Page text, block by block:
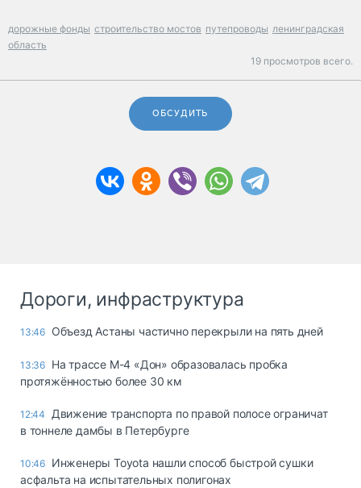
дорожные фонды строительство мостов путепроводы ленинградская
область
19 просмотров всего.
ОБСУДИТЬ
Дороги, инфраструктура
13:46 Объезд Астаны частично перекрыли на пять дней
13:36 На трассе М-4 «Дон» образовалась пробка
протяжённостью более 30 км
12:44
Движение транспорта по правой полосе ограничат
в тоннеле дамбы в Петербурге
10:46 Инженеры Toyota нашли способ быстрой сушки
асфальта на испытательных полигонах